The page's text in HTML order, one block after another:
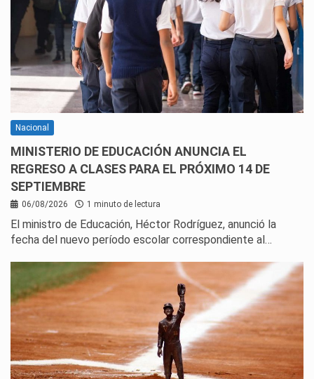
Nacional
MINISTERIO DE EDUCACIÓN ANUNCIA EL
REGRESO A CLASES PARA EL PRÓXIMO 14 DE
SEPTIEMBRE
06/08/2026 1 minuto de lectura
El ministro de Educación, Héctor Rodríguez, anunció la
fecha del nuevo período escolar correspondiente al…